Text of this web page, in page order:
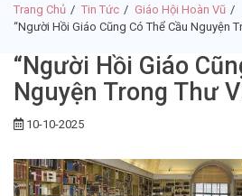
Trang Chủ Tin Tức
Giáo Hội Hoàn Vũ
“Người Hồi Giáo Cũng Có Thể Cầu Nguyện
“Người Hồi Giáo
Nguyện Trong Thư
10-10-2025